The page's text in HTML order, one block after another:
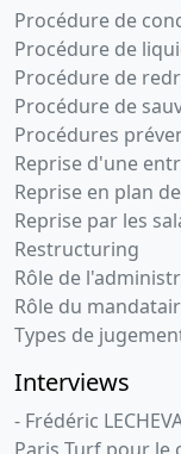
Procédure de
Procédure de
Procédure de
Procédure de
Procédures
Reprise d'une
Reprise en plan
Reprise par les
Restructuring
Rôle de
Rôle du
Types de
Interviews
- Frédéric